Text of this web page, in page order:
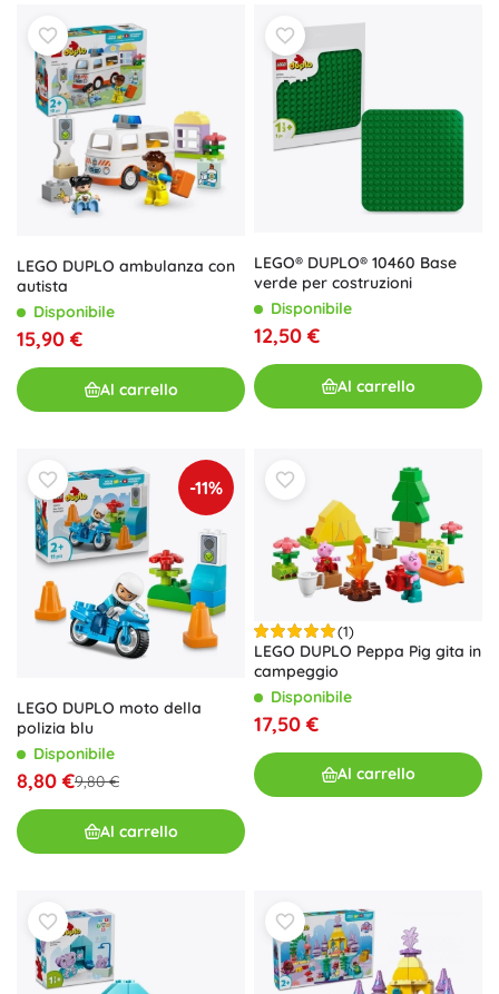
LEGO DUPLO ambulanza con
autista
Disponibile
15,90 €
Al carrello
LEGO® DUPLO® 10460 Base
verde per costruzioni
Disponibile
12,50 €
Al carrello
-11%
LEGO DUPLO moto della
polizia blu
Disponibile
8,80 €9,80 €
Al carrello
(1)
LEGO DUPLO Peppa Pig gita in
campeggio
Disponibile
17,50 €
Al carrello